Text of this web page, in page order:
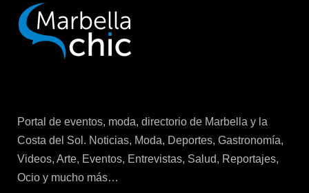
Portal de eventos, moda, directorio de Marbella y la
Costa del Sol. Noticias, Moda, Deportes, Gastronomía,
Videos, Arte, Eventos, Entrevistas, Salud, Reportajes,
Ocio y mucho más…